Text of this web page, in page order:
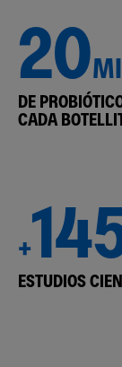
20
DE
CADA
+
ESTUDIOS